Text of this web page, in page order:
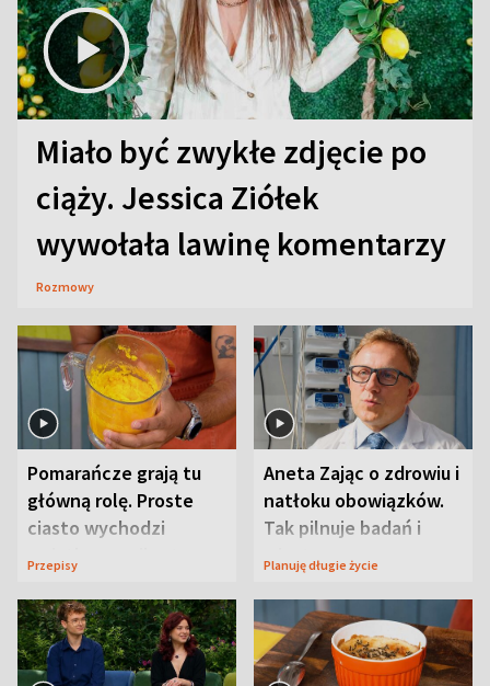
Miało być zwykłe zdjęcie po
ciąży. Jessica Ziółek
wywołała lawinę komentarzy
Rozmowy
Pomarańcze grają tu
główną rolę. Proste
ciasto wychodzi
wyjątkowo wilgotne
Przepisy
Aneta Zając o zdrowiu i
natłoku obowiązków.
Tak pilnuje badań i
wizyt
Planuję długie życie